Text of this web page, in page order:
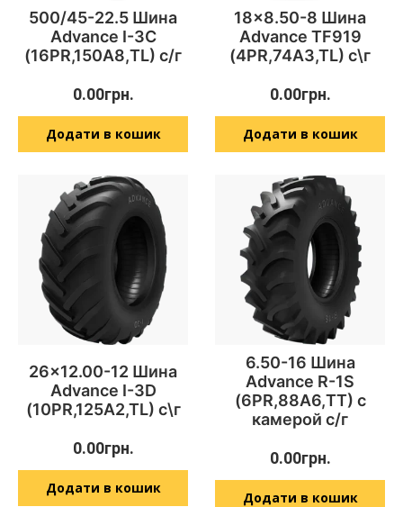
500/45-22.5 Шина
Advance I-3C
(16PR,150А8,TL) с/г
0.00грн.
Додати в кошик
18×8.50-8 Шина
Advance TF919
(4PR,74A3,TL) с\г
0.00грн.
Додати в кошик
26×12.00-12 Шина
Advance I-3D
(10PR,125A2,TL) с\г
0.00грн.
Додати в кошик
6.50-16 Шина
Advance R-1S
(6PR,88А6,TT) с
камерой с/г
0.00грн.
Додати в кошик